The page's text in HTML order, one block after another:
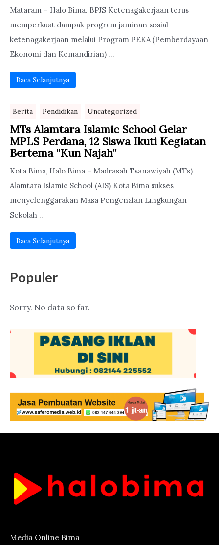
Mataram – Halo Bima. BPJS Ketenagakerjaan terus
memperkuat dampak program jaminan sosial
ketenagakerjaan melalui Program PEKA (Pemberdayaan
Ekonomi dan Kemandirian) ...
Baca Selanjutnya
Berita Pendidikan Uncategorized
MTs Alamtara Islamic School Gelar
MPLS Perdana, 12 Siswa Ikuti Kegiatan
Bertema “Kun Najah”
Kota Bima, Halo Bima – Madrasah Tsanawiyah (MTs)
Alamtara Islamic School (AIS) Kota Bima sukses
menyelenggarakan Masa Pengenalan Lingkungan
Sekolah ...
Baca Selanjutnya
Populer
Sorry. No data so far.
Media Online Bima